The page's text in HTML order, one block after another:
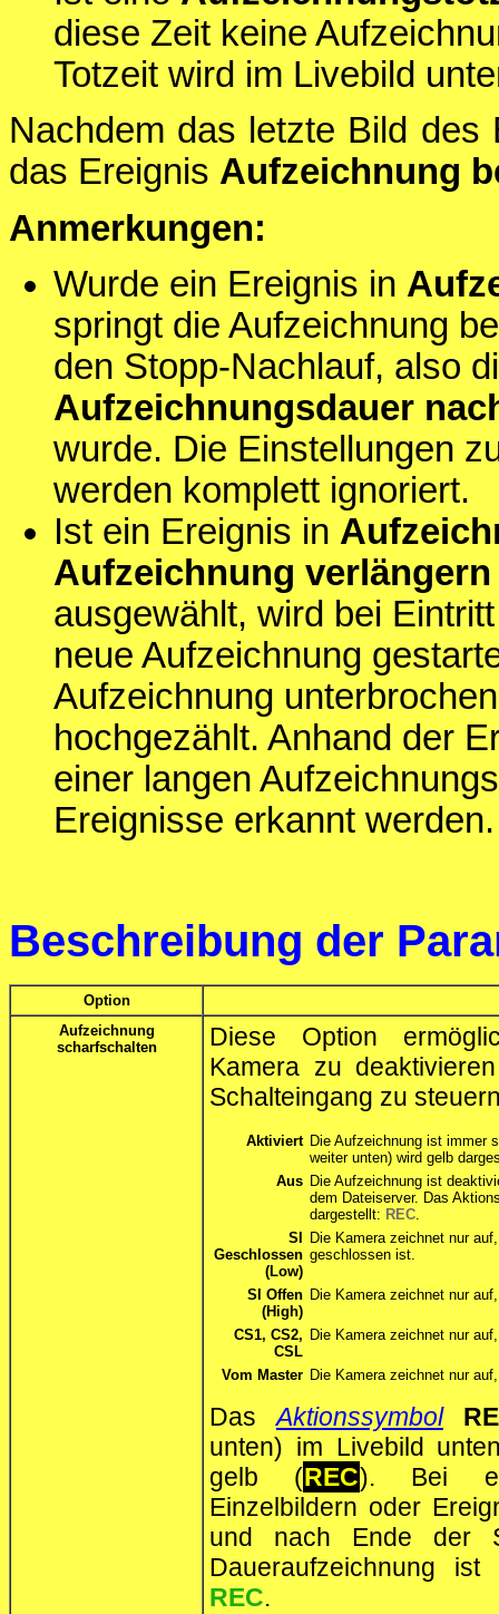
diese Zeit keine
Totzeit wird im Livebild
Nachdem das letzte Bild des
das Ereignis Aufzeichnung
Anmerkungen:
Wurde ein Ereignis in
springt die Aufzeichnung
den Stopp-Nachlauf, also
Aufzeichnungsdauer
wurde. Die Einstellungen
werden komplett ignoriert.
Ist ein Ereignis in
Aufzeichnung verlängern
ausgewählt, wird bei
neue Aufzeichnung
Aufzeichnung
hochgezählt. Anhand der
einer langen
Ereignisse erkannt werden.
Beschreibung der
Option
Aufzeichnung
scharfschalten
Diese Option
Kamera zu
Schalteingang zu
Aktiviert Die Aufzeichnung ist immer
weiter unten) wird gelb
Aus Die Aufzeichnung ist
dem Dateiserver. Das
dargestellt: REC
SI
Geschlossen
(Low)
Die Kamera zeichnet nur
geschlossen ist.
SI Offen
(High)
Die Kamera zeichnet nur
CS1, CS2,
CSL
Die Kamera zeichnet nur
Vom Master Die Kamera zeichnet nur
DasAktionssymbol
unten) im Livebild
gelb (REC). Bei
Einzelbildern oder
und nach Ende der
Daueraufzeichnung
REC.